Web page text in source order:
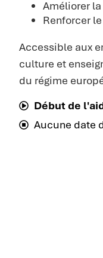
Améliorer
Renforcer
Accessible aux
culture et
du régime
Début de
Aucune date